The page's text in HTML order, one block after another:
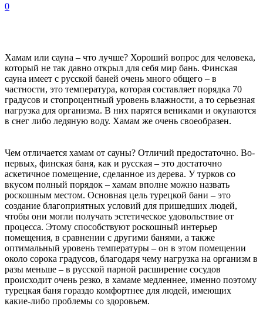
0
Хамам или сауна – что лучше? Хороший вопрос для человека,
который не так давно открыл для себя мир бань. Финская
сауна имеет с русской баней очень много общего – в
частности, это температура, которая составляет порядка 70
градусов и стопроцентный уровень влажности, а то серьезная
нагрузка для организма. В них парятся вениками и окунаются
в снег либо ледяную воду. Хамам же очень своеобразен.
Чем отличается хамам от сауны? Отличий предостаточно. Во-
первых, финская баня, как и русская – это достаточно
аскетичное помещение, сделанное из дерева. У турков со
вкусом полный порядок – хамам вполне можно назвать
роскошным местом. Основная цель турецкой бани – это
создание благоприятных условий для пришедших людей,
чтобы они могли получать эстетическое удовольствие от
процесса. Этому способствуют роскошный интерьер
помещения, в сравнении с другими банями, а также
оптимальный уровень температуры – он в этом помещении
около сорока градусов, благодаря чему нагрузка на организм в
разы меньше – в русской парной расширение сосудов
происходит очень резко, в хамаме медленнее, именно поэтому
турецкая баня гораздо комфортнее для людей, имеющих
какие-либо проблемы со здоровьем.